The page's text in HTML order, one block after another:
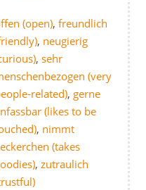
(open),freundlich
, neugierig
,sehr
(very
related), gerne
(likes to be
, nimmt
(takes
,zutraulich